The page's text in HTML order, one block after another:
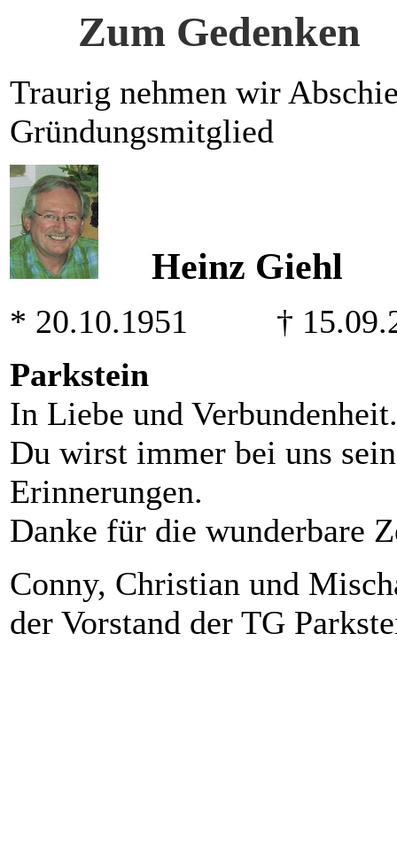
Zum Gedenken
Traurig nehmen wir
Gründungsmitglied
Heinz Giehl
* 20.10.1951 †
Parkstein
In Liebe und Verbundenheit.
Du wirst immer bei uns
Erinnerungen.
Danke für die wunderbare
Conny, Christian und
der Vorstand der TG